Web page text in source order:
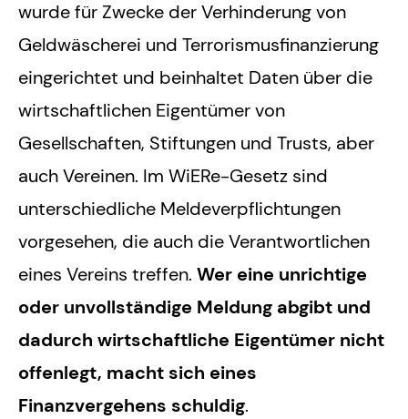
wurde für Zwecke der Verhinderung von
Geldwäscherei und Terrorismusfinanzierung
eingerichtet und beinhaltet Daten über die
wirtschaftlichen Eigentümer von
Gesellschaften, Stiftungen und Trusts, aber
auch Vereinen. Im WiERe-Gesetz sind
unterschiedliche Meldeverpflichtungen
vorgesehen, die auch die Verantwortlichen
eines Vereins treffen. Wer eine unrichtige
oder unvollständige Meldung abgibt und
dadurch wirtschaftliche Eigentümer nicht
offenlegt, macht sich eines
Finanzvergehens schuldig.